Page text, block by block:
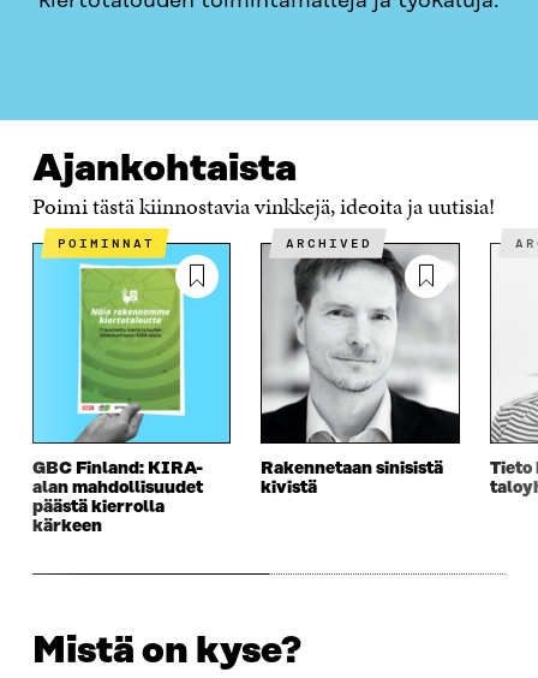
Ajankohtaista
Poimi tästä kiinnostavia vinkkejä, ideoita ja uutisia!
POIMINNAT
GBC Finland: KIRA-
alan mahdollisuudet
päästä kierrolla
kärkeen
ARCHIVED
Rakennetaan sinisistä
kivistä
Tieto
Mistä on kyse?